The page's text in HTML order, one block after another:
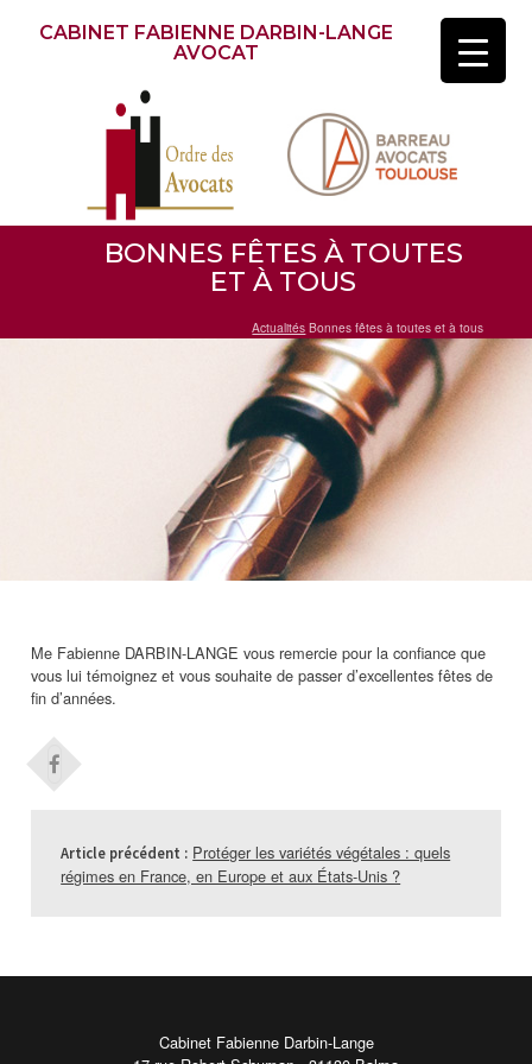
CABINET FABIENNE DARBIN-LANGE
AVOCAT
BONNES FÊTES À TOUTES
ET À TOUS
Actualités Bonnes fêtes à toutes et à tous
Me Fabienne DARBIN-LANGE vous remercie pour la confiance que
vous lui témoignez et vous souhaite de passer d’excellentes fêtes de
fin d’années.
Article précédent : Protéger les variétés végétales : quels
régimes en France, en Europe et aux États-Unis ?
Cabinet Fabienne Darbin-Lange